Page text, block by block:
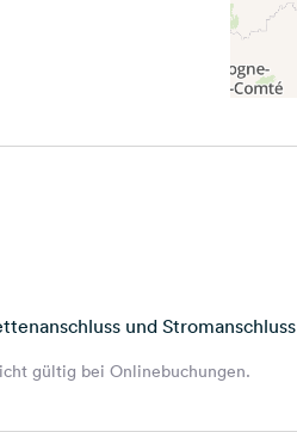
und Stromanschluss
gültig bei Onlinebuchungen.